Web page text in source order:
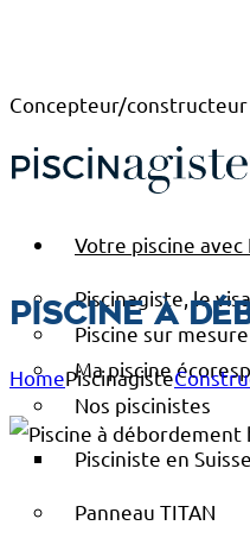
Concepteur/constructeur
Votre piscine avec
Piscinagiste, le
Piscine sur mesure
Ma piscine
Nos piscinistes
Pisciniste en Suisse
Panneau TITAN
Piscine à
HomePiscinagiste